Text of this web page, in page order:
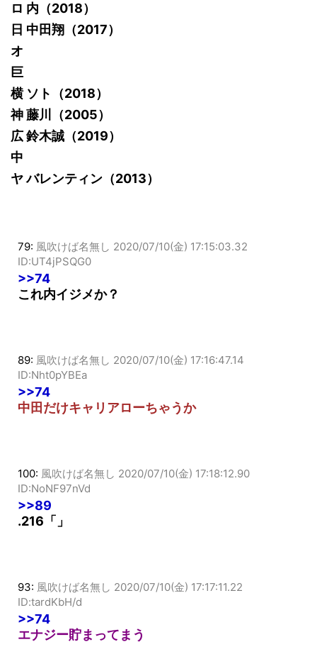
ロ 内（2018）
日 中田翔（2017）
オ
巨
横 ソト（2018）
神 藤川（2005）
広 鈴木誠（2019）
中
ヤ バレンティン（2013）
79: 風吹けば名無し 2020/07/10(金) 17:15:03.32
ID:UT4jPSQG0
>>74
これ内イジメか？
89: 風吹けば名無し 2020/07/10(金) 17:16:47.14
ID:Nht0pYBEa
>>74
中田だけキャリアローちゃうか
100: 風吹けば名無し 2020/07/10(金) 17:18:12.90
ID:NoNF97nVd
>>89
.216「」
93: 風吹けば名無し 2020/07/10(金) 17:17:11.22
ID:tardKbH/d
>>74
エナジー貯まってまう